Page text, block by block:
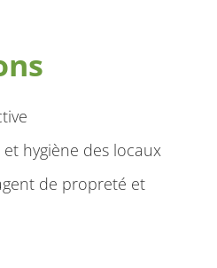
hygiène des locaux
de propreté et